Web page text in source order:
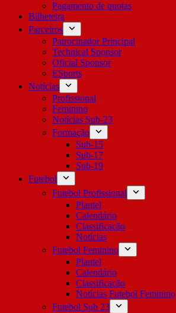
Pagamento de quotas
Bilheteira
Parceiros
Patrocinador Principal
Technical Sponsor
Oficial Sponsor
ESports
Notícias
Profissional
Feminino
Notícias Sub-23
Formação
Sub-15
Sub-17
Sub-19
Futebol
Futebol Profissional
Plantel
Calendário
Classificação
Notícias
Futebol Feminino
Plantel
Calendário
Classificação
Notícias Futebol Feminino
Futebol Sub 23